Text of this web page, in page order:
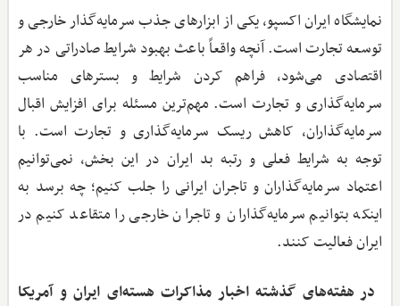
نمایشگاه ایران اکسپو، یکی از ابزارهای جذب سرمایه‌گذار خارجی و
توسعه تجارت است. آنچه واقعاً باعث بهبود شرایط صادراتی در هر
اقتصادی می‌شود، فراهم کردن شرایط و بسترهای مناسب
سرمایه‌گذاری و تجارت است. مهم‌ترین مسئله برای افزایش اقبال
سرمایه‌گذاران، کاهش ریسک سرمایه‌گذاری و تجارت است. با
توجه به شرایط فعلی و رتبه بد ایران در این بخش، نمی‌توانیم
اعتماد سرمایه‌گذاران و تاجران ایرانی را جلب کنیم؛ چه برسد به
اینکه بتوانیم سرمایه‌گذاران و تاجران خارجی را متقاعد کنیم در
ایران فعالیت کنند.
‌ در هفته‌های گذشته اخبار مذاکرات هسته‌ای ایران و آمریکا